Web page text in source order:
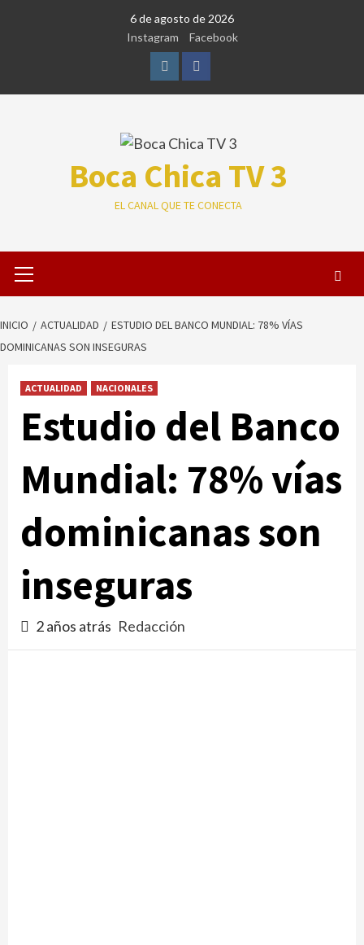
6 de agosto de 2026
Instagram
Facebook
InstagramFacebook
Boca Chica TV 3
EL CANAL QUE TE CONECTA
primario
INICIO ACTUALIDAD
ESTUDIO DEL BANCO MUNDIAL: 78% VÍAS
DOMINICANAS SON INSEGURAS
ACTUALIDAD NACIONALES
Estudio del Banco
Mundial: 78% vías
dominicanas son
inseguras
2 años atrás Redacción